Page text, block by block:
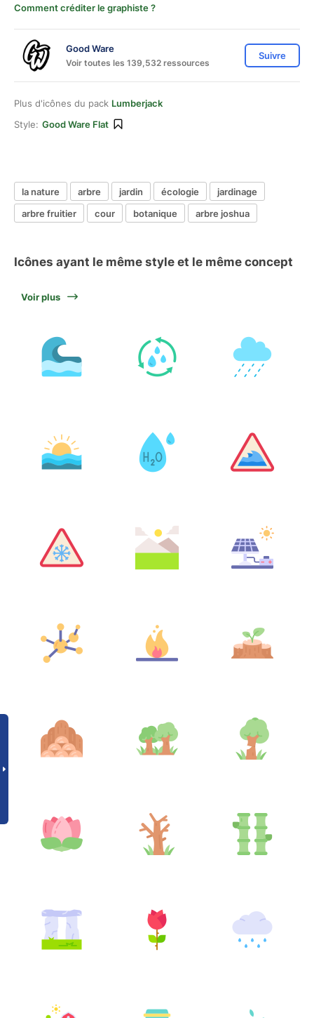
Comment créditer le graphiste ?
Good Ware
Voir toutes les 139,532 ressources
Suivre
Plus d'icônes du pack Lumberjack
Style: Good Ware Flat
la nature arbre jardin écologie
jardinage
arbre fruitier
cour botanique arbre joshua
Icônes ayant le même style et le même concept
Voir plus